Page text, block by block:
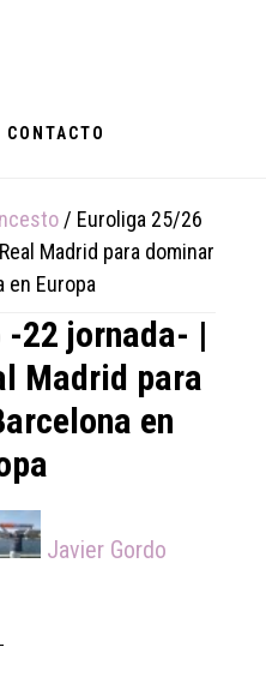
CONTACTO
/ Euroliga 25/26
Madrid para dominar
en Europa
22 jornada- |
Madrid para
en
Javier Gordo